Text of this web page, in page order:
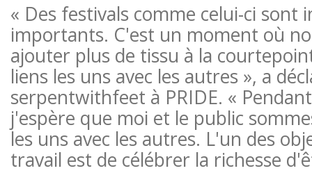
« Des festivals comme celui-ci sont
importants. C'est un moment où
ajouter plus de tissu à la
liens les uns avec les autres », a
serpentwithfeet à PRIDE. «
j'espère que moi et le public
les uns avec les autres. L'un des
travail est de célébrer la richesse